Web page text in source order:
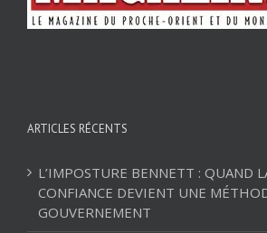
ARTICLES RÉCENTS
L’IMPOSTURE BENNETT : QUAND
CONFIANCE DEVIENT UNE
GOUVERNEMENT